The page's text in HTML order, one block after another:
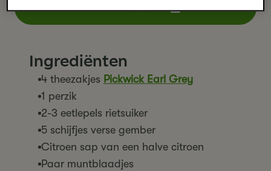
PRINT RECEPT
Ingrediënten
4 theezakjes Pickwick Earl Grey
1 perzik
2-3 eetlepels rietsuiker
5 schijfjes verse gember
Citroen sap van een halve citroen
Paar muntblaadjes